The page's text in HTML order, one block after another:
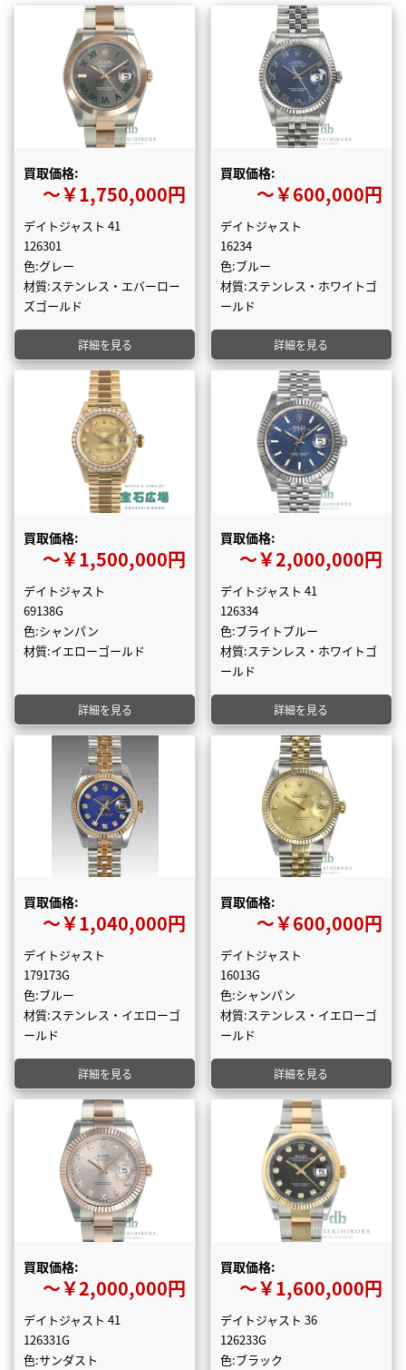
買取価格:
〜￥1,750,000円
デイトジャスト 41
126301
色:グレー
材質:ステンレス・エバーロー
ズゴールド
詳細を見る
買取価格:
〜￥600,000円
デイトジャスト
16234
色:ブルー
材質:ステンレス・ホワイトゴ
ールド
詳細を見る
買取価格:
〜￥1,500,000円
デイトジャスト
69138G
色:シャンパン
材質:イエローゴールド
詳細を見る
買取価格:
〜￥2,000,000円
デイトジャスト 41
126334
色:ブライトブルー
材質:ステンレス・ホワイトゴ
ールド
詳細を見る
買取価格:
〜￥1,040,000円
デイトジャスト
179173G
色:ブルー
材質:ステンレス・イエローゴ
ールド
詳細を見る
買取価格:
〜￥600,000円
デイトジャスト
16013G
色:シャンパン
材質:ステンレス・イエローゴ
ールド
詳細を見る
買取価格:
〜￥2,000,000円
デイトジャスト 41
126331G
色:サンダスト
買取価格:
〜￥1,600,000円
デイトジャスト 36
126233G
色:ブラック